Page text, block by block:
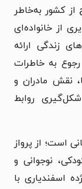
کشور به‌خاطر
از خانواده‌ای
زندگی ارائه
به خاطرات
نقش مادران و
روابط
است؛ از پرواز
نوجوانی و
اسفندیاری با